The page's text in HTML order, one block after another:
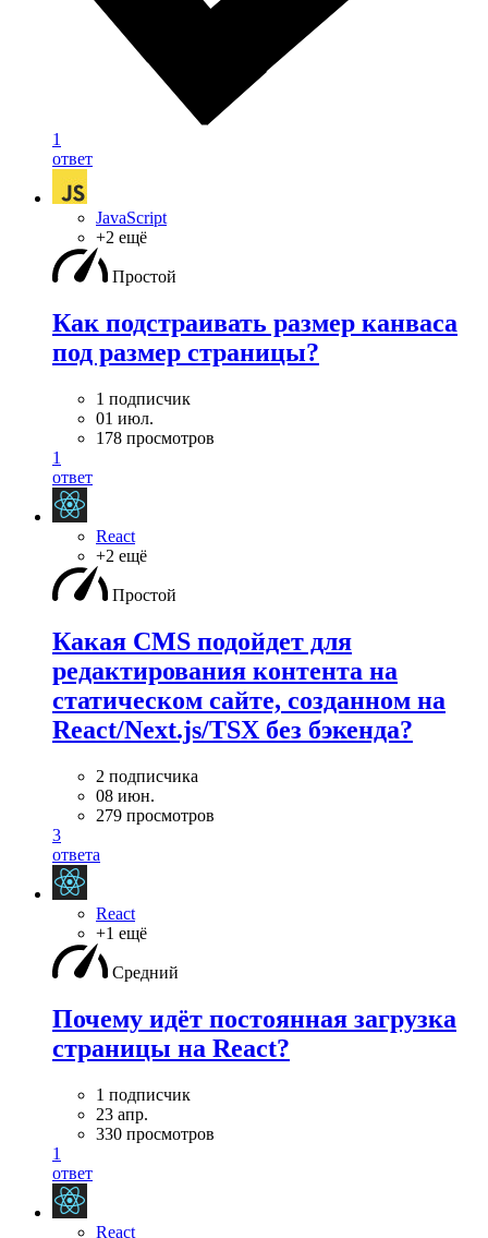
1
ответ
JavaScript
+2 ещё
Простой
Как подстраивать размер канваса
под размер страницы?
1 подписчик
01 июл.
178 просмотров
1
ответ
React
+2 ещё
Простой
Какая CMS подойдет для
редактирования контента на
статическом сайте, созданном на
React/Next.js/TSX без бэкенда?
2 подписчика
08 июн.
279 просмотров
3
ответа
React
+1 ещё
Средний
Почему идёт постоянная загрузка
страницы на React?
1 подписчик
23 апр.
330 просмотров
1
ответ
React